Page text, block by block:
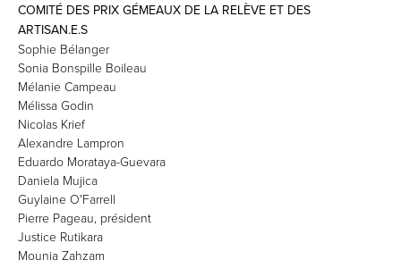
COMITÉ DES PRIX GÉMEAUX DE LA RELÈVE ET DES
ARTISAN.E.S
Sophie Bélanger
Sonia Bonspille Boileau
Mélanie Campeau
Mélissa Godin
Nicolas Krief
Alexandre Lampron
Eduardo Morataya-Guevara
Daniela Mujica
Guylaine O'Farrell
Pierre Pageau, président
Justice Rutikara
Mounia Zahzam